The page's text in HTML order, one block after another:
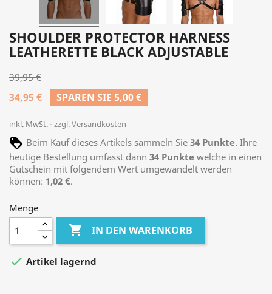
SHOULDER PROTECTOR HARNESS
LEATHERETTE BLACK ADJUSTABLE
39,95 €
34,95 €
SPAREN SIE 5,00 €
inkl. MwSt. zzgl. Versandkosten
Beim Kauf dieses Artikels sammeln Sie 34 Punkte. Ihre
heutige Bestellung umfasst dann 34 Punkte welche in einen
Gutschein mit folgendem Wert umgewandelt werden
können: 1,02 €.
Menge
 IN DEN WARENKORB
 Artikel lagernd